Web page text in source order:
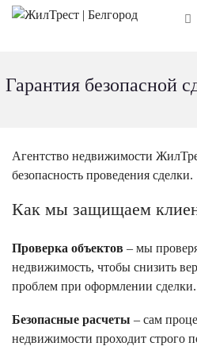
Гарантия безопасной
Агентство недвижимости
безопасность проведения сделки.
Как мы защищаем
Проверка объектов – мы
недвижимость, чтобы снизить
проблем при оформлении сделки.
Безопасные расчеты – сам
недвижимости проходит строго